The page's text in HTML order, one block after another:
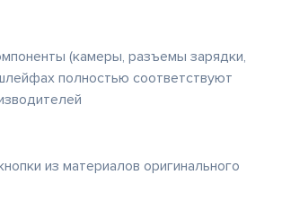
(камеры, разъемы зарядки,
полностью соответствуют
из материалов оригинального